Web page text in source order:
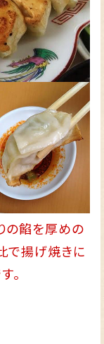
の餡を厚めの
で揚げ焼きに
。